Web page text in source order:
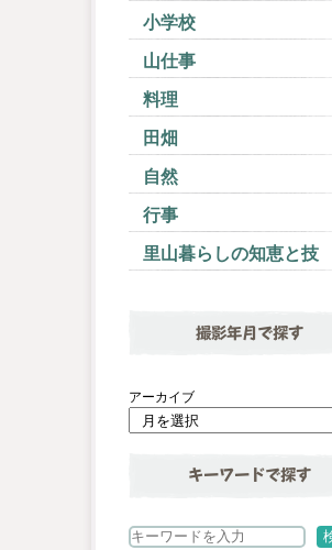
小学校
山仕事
料理
田畑
自然
行事
里山暮らしの知恵と技
撮影年月で探す
アーカイブ
キーワードで探す
検